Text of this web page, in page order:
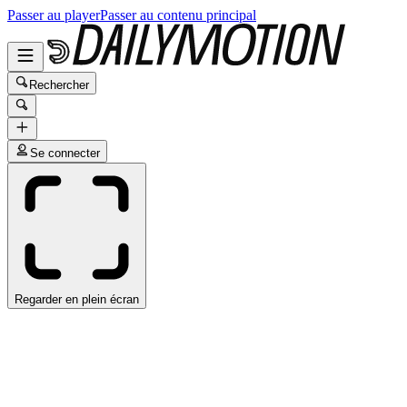
Passer au playerPasser au contenu principal
Rechercher
Se connecter
Regarder en plein écran